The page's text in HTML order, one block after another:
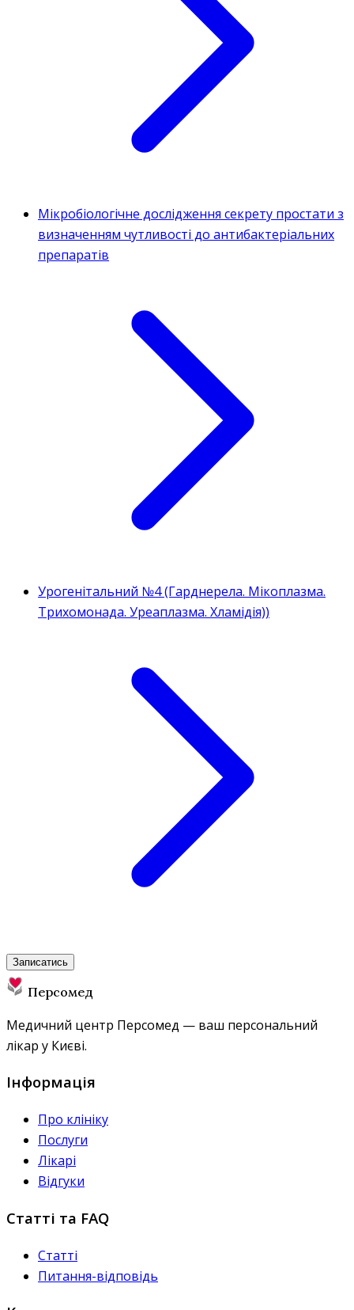
Мікробіологічне дослідження секрету простати з
визначенням чутливості до антибактеріальних
препаратів
Урогенітальний №4 (Гарднерела. Мікоплазма.
Трихомонада. Уреаплазма. Хламідія))
Записатись
Персомед
Медичний центр Персомед — ваш персональний
лікар у Києві.
Інформація
Про клініку
Послуги
Лікарі
Відгуки
Статті та FAQ
Статті
Питання-відповідь